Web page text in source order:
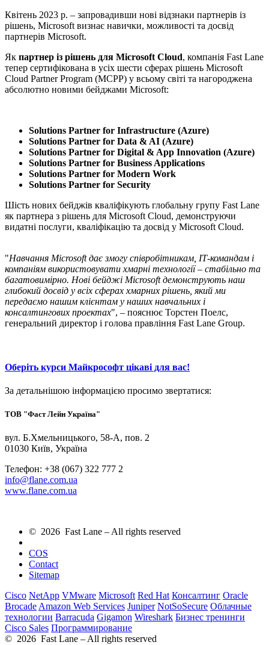
Квітень 2023 р. – запровадивши нові відзнаки партнерів із
рішень, Microsoft визнає навички, можливості та досвід
партнерів Microsoft.
Як партнер із рішень для Microsoft Cloud, компанія Fast Lane
тепер сертифікована в усіх шести сферах рішень Microsoft
Cloud Partner Program (MCPP) у всьому світі та нагороджена
абсолютно новими бейджами Microsoft:
Solutions Partner for Infrastructure (Azure)
Solutions Partner for Data & AI (Azure)
Solutions Partner for Digital & App Innovation (Azure)
Solutions Partner for Business Applications
Solutions Partner for Modern Work
Solutions Partner for Security
Шість нових бейджів кваліфікують глобальну групу Fast Lane
як партнера з рішень для Microsoft Cloud, демонструючи
видатні послуги, кваліфікацію та досвід у Microsoft Cloud.
"Навчання Microsoft дає змогу співробітникам, ІТ-командам і
компаніям використовувати хмарні технології – стабільно та
багатовимірно. Нові бейджі Microsoft демонструють наш
глибокий досвід у всіх сферах хмарних рішень, який ми
передаємо нашим клієнтам у наших навчальних і
консалтингових проектах", – пояснює Торстен Поелс,
генеральний директор і голова правління Fast Lane Group.
Оберіть курси Майкрософт цікаві для вас!
За детальнішою інформацією просимо звертатися:
ТОВ "Фаст Лейн Україна"
вул. Б.Хмельницького, 58-A, пов. 2
01030 Київ, Україна
Телефон: +38 (067) 322 777 2
info@flane.com.ua
www.flane.com.ua
© 2026 Fast Lane – All rights reserved
COS
Contact
Sitemap
Cisco NetApp VMware Microsoft Red Hat Консалтинг Oracle
BrocadeAmazon Web Services Juniper NotSoSecure Облачные
технологии Barracuda Gigamon Wireshark Бизнес тренинги
Cisco Sales Программирование
© 2026 Fast Lane – All rights reserved